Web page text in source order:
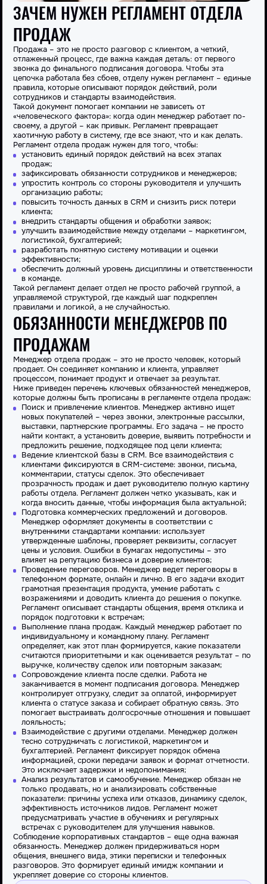
ЗАЧЕМ НУЖЕН РЕГЛАМЕНТ ОТДЕЛА
ПРОДАЖ
Продажа – это не просто разговор с клиентом, а четкий,
отлаженный процесс, где важна каждая деталь: от первого
звонка до финального подписания договора. Чтобы эта
цепочка работала без сбоев, отделу нужен регламент – единые
правила, которые описывают порядок действий, роли
сотрудников и стандарты взаимодействия.
Такой документ помогает компании не зависеть от
«человеческого фактора»: когда один менеджер работает по-
своему, а другой – как привык. Регламент превращает
хаотичную работу в систему, где все знают, что и как делать.
Регламент отдела продаж нужен для того, чтобы:
установить единый порядок действий на всех этапах
продаж;
зафиксировать обязанности сотрудников и менеджеров;
упростить контроль со стороныруководителя и улучшить
организацию работы;
повысить точность данных в CRM и снизить риск потери
клиента;
внедрить стандарты общения и обработки заявок;
улучшить взаимодействие между отделами – маркетингом,
логистикой, бухгалтерией;
разработать понятную систему мотивации и оценки
эффективности;
обеспечить должный уровень дисциплины и ответственности
в команде.
Такой регламент делает отдел не просто рабочей группой, а
управляемой структурой, где каждый шаг подкреплен
правилами и логикой, а не случайностью.
ОБЯЗАННОСТИ МЕНЕДЖЕРОВ ПО
ПРОДАЖАМ
Менеджер отдела продаж – это не просто человек, который
продает. Он соединяет компанию и клиента, управляет
процессом, понимает продукт и отвечает за результат.
Ниже приведен перечень ключевых обязанностей менеджеров,
которые должны быть прописаны в регламенте отдела продаж:
Поиск и привлечение клиентов. Менеджер активно ищет
новых покупателей – через звонки, электронные рассылки,
выставки, партнерские программы. Его задача – не просто
найти контакт, а установить доверие, выявить потребности и
предложить решение, подходящее под цели клиента;
Ведение клиентской базы в CRM. Все взаимодействия с
клиентами фиксируются в CRM-системе: звонки, письма,
комментарии, статусы сделок. Это обеспечивает
прозрачность продаж и дает руководителю полную картину
работы отдела. Регламент должен четко указывать, как и
когда вносить данные, чтобы информация была актуальной;
Подготовка коммерческих предложений и договоров.
Менеджер оформляет документы в соответствии с
внутренними стандартами компании: использует
утвержденные шаблоны, проверяет реквизиты, согласует
цены и условия. Ошибки в бумагах недопустимы – это
влияет на репутациюбизнеса и доверие клиентов;
Проведение переговоров. Менеджер ведет переговоры в
телефонном формате, онлайн и лично. В его задачи входит
грамотная презентация продукта, умение работать с
возражениями и доводить клиента до решения о покупке.
Регламент описывает стандарты общения, время отклика и
порядок подготовки к встречам;
Выполнение плана продаж. Каждый менеджер работает по
индивидуальному и командному плану. Регламент
определяет, как этот план формируется, какие показатели
считаются приоритетными и как оценивается результат – по
выручке, количеству сделок или повторным заказам;
Сопровождение клиента после сделки. Работа не
заканчивается в момент подписания договора. Менеджер
контролирует отгрузку, следит за оплатой, информирует
клиента о статусе заказа и собирает обратную связь. Это
помогает выстраивать долгосрочные отношения и повышает
лояльность;
Взаимодействие с другими отделами. Менеджер должен
тесно сотрудничать с логистикой, маркетингом и
бухгалтерией. Регламент фиксирует порядок обмена
информацией, сроки передачи заявок и формат отчетности.
Это исключает задержки и недопонимания;
Анализ результатов и самообучение. Менеджер обязан не
только продавать, но и анализировать собственные
показатели: причины успеха или отказов, динамику сделок,
эффективность источников лидов. Регламент может
предусматривать участие в обучениях и регулярных
встречах с руководителем для улучшения навыков.
Соблюдение корпоративных стандартов – еще одна важная
обязанность. Менеджер должен придерживаться норм
общения, внешнего вида, этики переписки и телефонных
разговоров. Это формирует единый имидж компании и
укрепляет доверие со стороны клиентов.